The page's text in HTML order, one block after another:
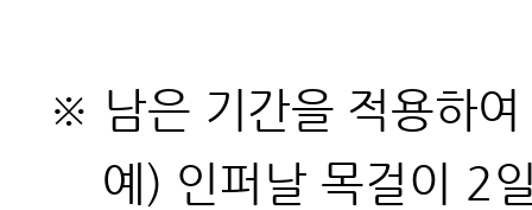
※ 남은 기간을 적용하
예) 인퍼날 목걸이 2